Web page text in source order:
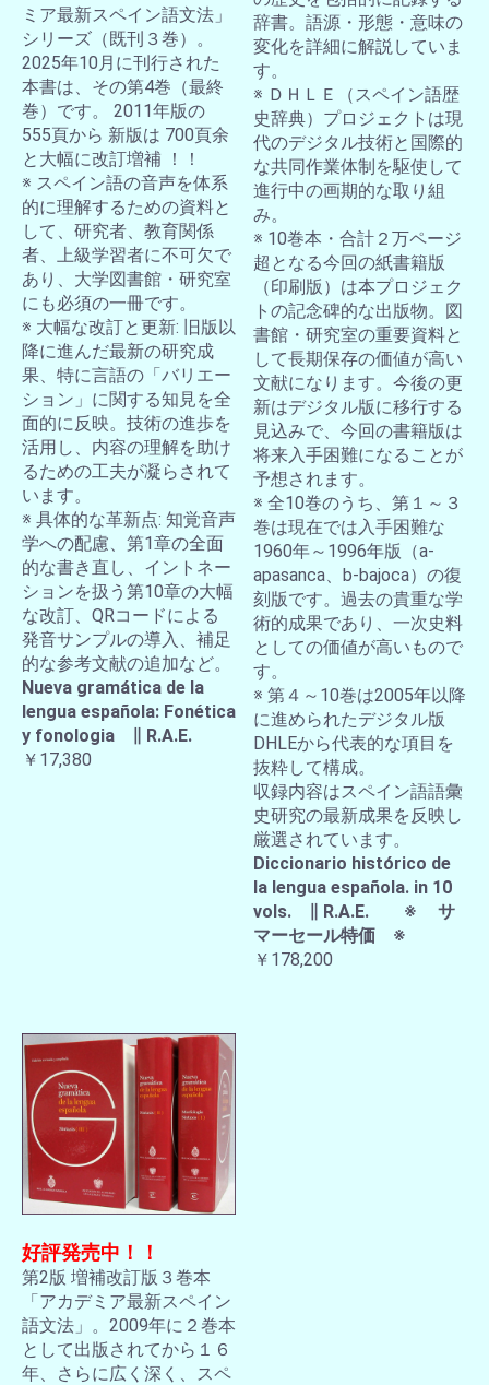
ミア最新スペイン語文法」
シリーズ（既刊３巻）。
2025年10月に刊行された
本書は、その第4巻（最終
巻）です。 2011年版の
555頁から 新版は 700頁余
と大幅に改訂増補 ！！
※ スペイン語の音声を体系
的に理解するための資料と
して、研究者、教育関係
者、上級学習者に不可欠で
あり、大学図書館・研究室
にも必須の一冊です。
※ 大幅な改訂と更新: 旧版以
降に進んだ最新の研究成
果、特に言語の「バリエー
ション」に関する知見を全
面的に反映。技術の進歩を
活用し、内容の理解を助け
るための工夫が凝らされて
います。
※ 具体的な革新点: 知覚音声
学への配慮、第1章の全面
的な書き直し、イントネー
ションを扱う第10章の大幅
な改訂、QRコードによる
発音サンプルの導入、補足
的な参考文献の追加など。
Nueva gramática de la
lengua española: Fonética
y fonologia ∥ R.A.E.
￥17,380
辞書。語源・形態・意味の
変化を詳細に解説していま
す。
※ ＤＨＬＥ（スペイン語歴
史辞典）プロジェクトは現
代のデジタル技術と国際的
な共同作業体制を駆使して
進行中の画期的な取り組
み。
※ 10巻本・合計２万ページ
超となる今回の紙書籍版
（印刷版）は本プロジェク
トの記念碑的な出版物。図
書館・研究室の重要資料と
して長期保存の価値が高い
文献になります。今後の更
新はデジタル版に移行する
見込みで、今回の書籍版は
将来入手困難になることが
予想されます。
※ 全10巻のうち、第１～３
巻は現在では入手困難な
1960年～1996年版（a-
apasanca、b-bajoca）の復
刻版です。過去の貴重な学
術的成果であり、一次史料
としての価値が高いもので
す。
※ 第４～10巻は2005年以降
に進められたデジタル版
DHLEから代表的な項目を
抜粋して構成。
収録内容はスペイン語語彙
史研究の最新成果を反映し
厳選されています。
Diccionario histórico de
la lengua española. in 10
vols. ∥ R.A.E. ※ サ
マーセール特価 ※
￥178,200
好評発売中！！
第2版 増補改訂版３巻本
「アカデミア最新スペイン
語文法」。2009年に２巻本
として出版されてから１６
年、さらに広く深く、スペ